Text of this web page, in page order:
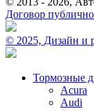
Договор
© 2025, Дизайн и
Тормозные
Acura
Audi